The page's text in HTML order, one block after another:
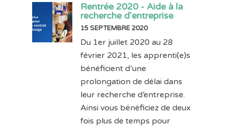
Rentrée 2020 - Aide à la
recherche d'entreprise
15 SEPTEMBRE 2020
Du 1er juillet 2020 au 28
février 2021, les apprenti(e)s
bénéficient d’une
prolongation de délai dans
leur recherche d’entreprise.
Ainsi vous bénéficiez de deux
fois plus de temps pour